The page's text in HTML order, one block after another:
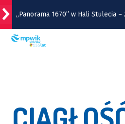
„Panorama 1670” w Hali Stulecia
Raport inwestycyjny z Wrocławia
Wrocławska Potańcówka w